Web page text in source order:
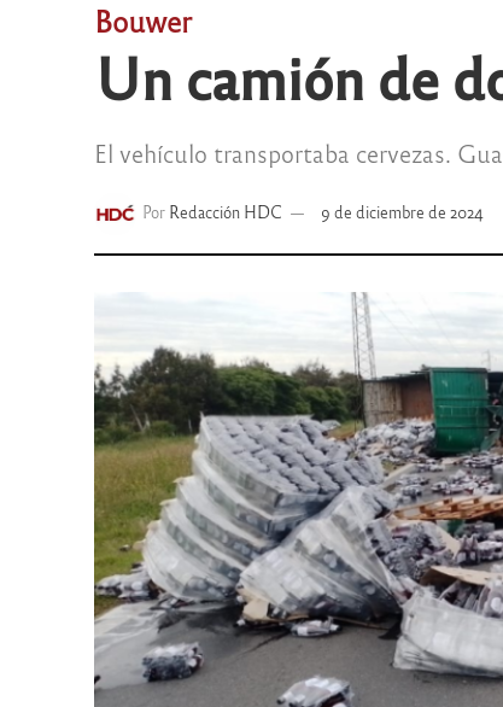
Bouwer
Un camión de
El vehículo transportaba cervezas.
Por Redacción HDC 9 de diciembre de 2024